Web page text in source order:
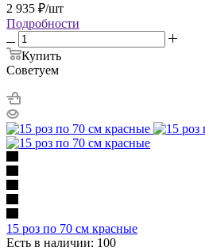
2 935 ₽/шт
Подробности
Купить
Советуем
15 роз по 70 см красные
Есть в наличии: 100